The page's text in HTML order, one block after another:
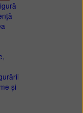
și